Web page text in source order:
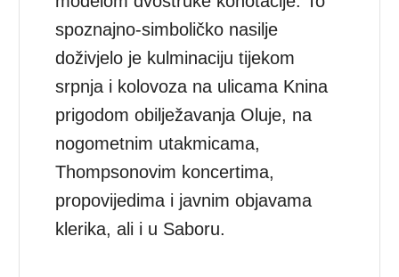
spoznajno-simboličko nasilje
doživjelo je kulminaciju tijekom
srpnja i kolovoza na ulicama Knina
prigodom obilježavanja Oluje, na
nogometnim utakmicama,
Thompsonovim koncertima,
propovijedima i javnim objavama
klerika, ali i u Saboru.